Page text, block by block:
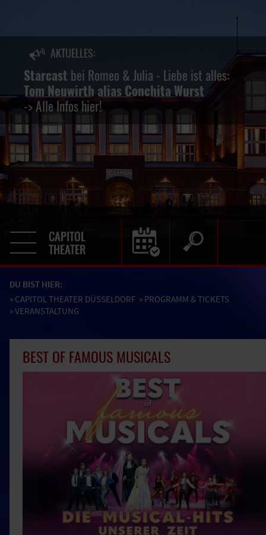
AKTUELLES:
Starcast bei Romeo & Julia - Liebe ist alles:
Tom Neuwirth alias Conchita Wurst
-> Alle Infos hier!
DU BIST HIER:
» CAPITOL THEATER DÜSSELDORF » PROGRAMM & TICKETS
» VERANSTALTUNG
BEST OF FAMOUS MUSICALS